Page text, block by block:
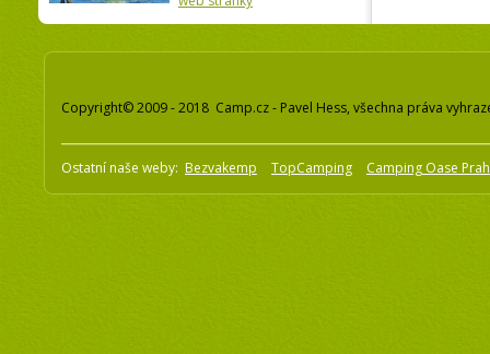
Copyright© 2009 - 2018 Camp.cz - Pavel Hess, všechna práva
Ostatní naše weby: Bezvakemp TopCamping Camping Oase